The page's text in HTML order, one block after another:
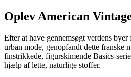
Oplev American
Efter at have gennemsøgt verdens
urban mode, genopfandt dette franske
finstrikkede, figurskimende Basics-
hjælp af lette, naturlige stoffer.